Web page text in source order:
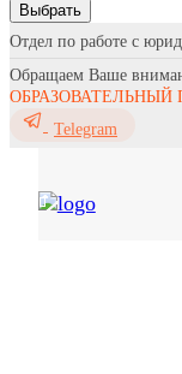
Выбрать
Отдел по работе с
Обращаем Ваше
ОБРАЗОВАТЕЛЬНЫЙ
Telegram